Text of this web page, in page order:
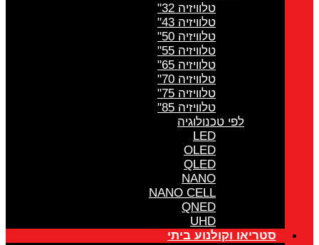
טלוויזיה 32"
טלוויזיה 43"
טלוויזיה 50"
טלוויזיה 55"
טלוויזיה 65"
טלוויזיה 70"
טלוויזיה 75"
טלוויזיה 85"
לפי טכנולוגיה
LED
OLED
QLED
NANO
NANO CELL
QNED
UHD
סטריאו וקולנוע ביתי